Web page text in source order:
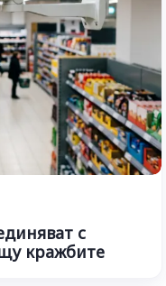
с
кражбите